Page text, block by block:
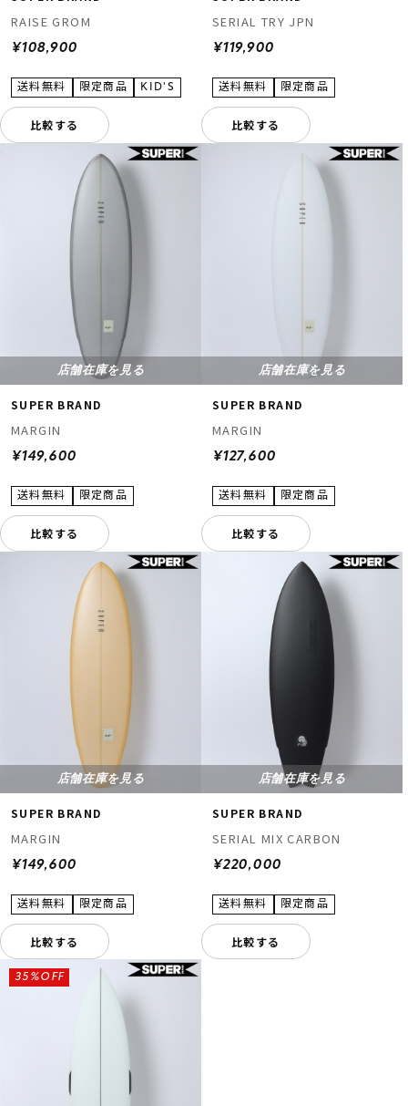
RAISE GROM
¥108,900
比較する
SERIAL TRY JPN
¥119,900
比較する
店舗在庫を見る
SUPER BRAND
MARGIN
¥149,600
比較する
店舗在庫を見る
SUPER BRAND
MARGIN
¥127,600
比較する
店舗在庫を見る
SUPER BRAND
MARGIN
¥149,600
比較する
店舗在庫を見る
SUPER BRAND
SERIAL MIX CARBON
¥220,000
比較する
35%OFF